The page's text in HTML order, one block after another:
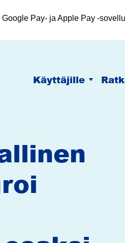
Pay- ja Apple Pay -
Käyttäjille